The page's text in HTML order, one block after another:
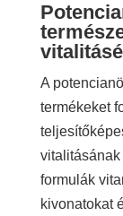
A
termékeket
vitalitásának
formulák
kivonatokat